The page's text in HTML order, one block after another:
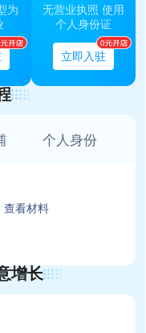
为
无营业执照 使用
个人身份证
立即入驻
个人身份
查看材料
增长